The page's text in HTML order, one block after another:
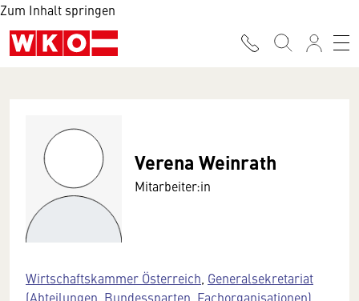
Zum Inhalt springen
Verena Weinrath
Mitarbeiter:in
Wirtschaftskammer Österreich Generalsekretariat
(Abteilungen, Bundessparten, Fachorganisationen)